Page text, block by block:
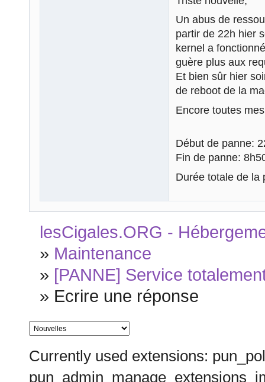
Un abus de
partir de 22h hier
kernel a
guère plus aux
Et bien sûr hier
de reboot de la
Encore toutes
Début de panne:
Fin de panne:
Durée totale de la
lesCigales.ORG -
» Maintenance
» [PANNE] Service
» Ecrire une réponse
Currently used extensions: